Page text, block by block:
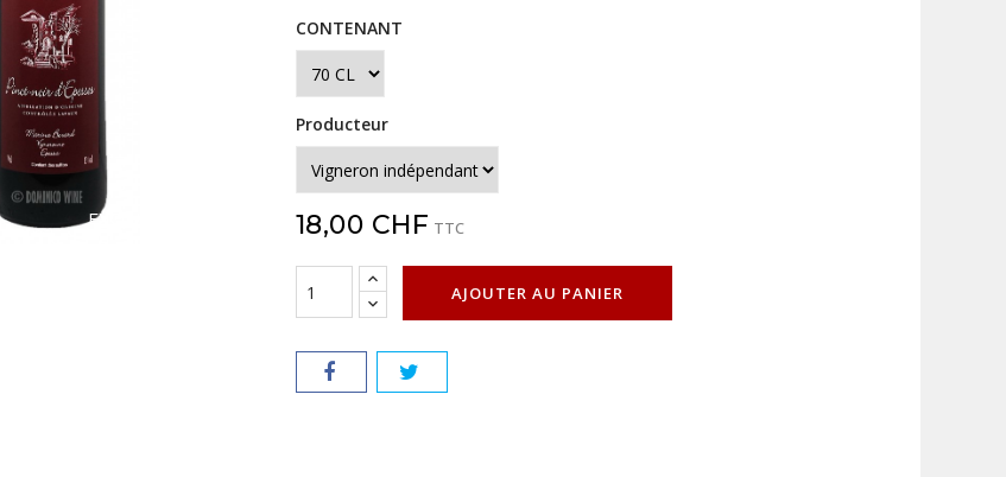
EXCLUSIVITÉ WEB !
:
RONDS
SOUPLES
CONTENANT
Producteur
18,00 CHF TTC
AJOUTER AU PANIER